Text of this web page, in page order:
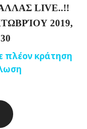
LIVΕ..!!
2019,
πλέον κράτηση